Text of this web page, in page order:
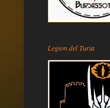
Legion del Turia